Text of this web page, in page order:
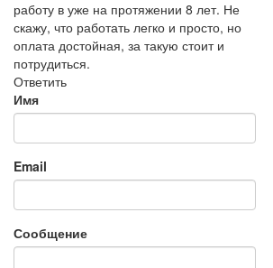
работу в уже на протяжении 8 лет. Не
скажу, что работать легко и просто, но
оплата достойная, за такую стоит и
потрудиться.
Ответить
Имя
Email
Сообщение